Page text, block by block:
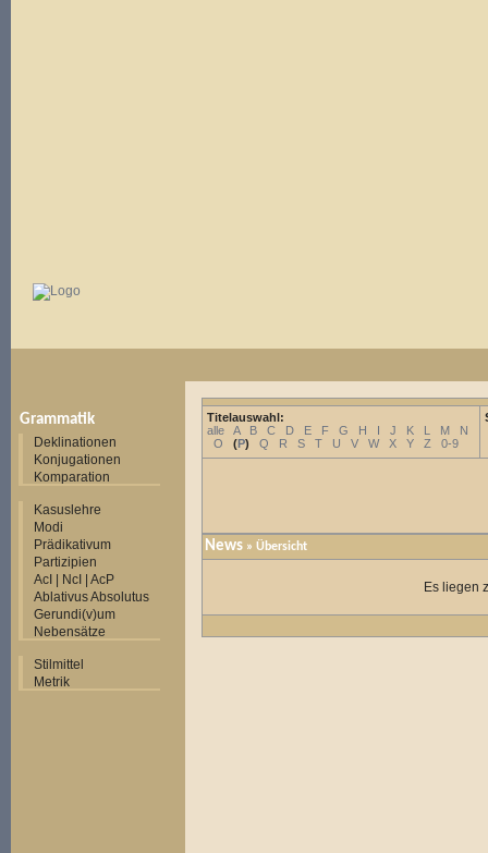
Grammatik
Deklinationen
Konjugationen
Komparation
Kasuslehre
Modi
Prädikativum
Partizipien
AcI | NcI | AcP
Ablativus Absolutus
Gerundi(v)um
Nebensätze
Stilmittel
Metrik
Titelauswahl:
alle
A B C D E F G H I J K L M
N
O
(P) Q R S T U V W X Y Z 0-9
News » Übersicht
Es liegen